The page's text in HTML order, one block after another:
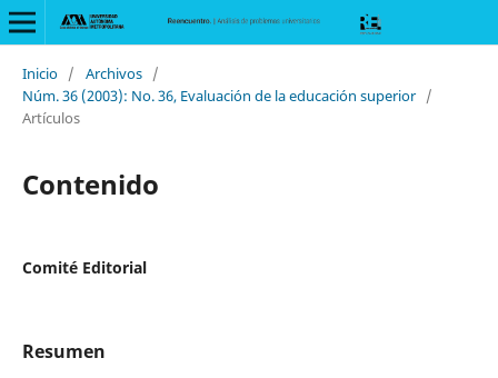
Inicio / Archivos /
Núm. 36 (2003): No. 36, Evaluación de la educación superior /
Artículos
Contenido
Comité Editorial
Resumen